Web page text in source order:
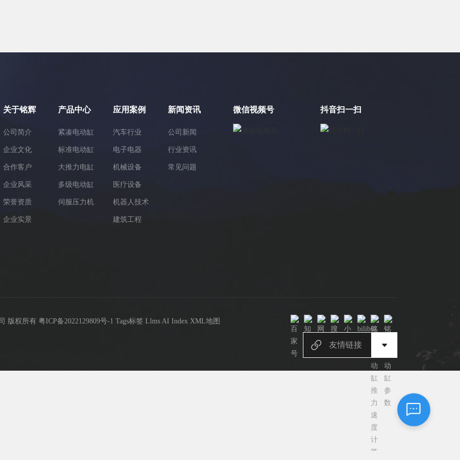
关于铭辉
公司简介
企业文化
合作客户
企业风采
荣誉资质
企业实景
产品中心
紧凑电动缸
标准电动缸
大推力电缸
多级电动缸
伺服压力机
应用案例
汽车行业
电子电器
机械设备
医疗设备
机器人技术
建筑工程
新闻资讯
公司新闻
行业资讯
常见问题
微信视频号 抖音扫一扫
版权所有 粤ICP备2022129809号-1 Tags标签 Llms AI Index XML地图
友情链接
3.铭辉电动缸画册选型资料